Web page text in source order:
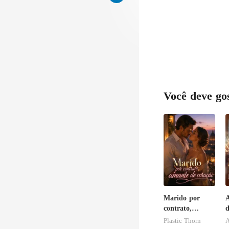
Você deve
Marido por
contrato,
amante de
Plastic Thorn